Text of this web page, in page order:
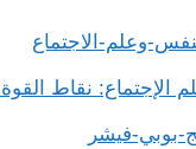
الإجتماع​: نقاط